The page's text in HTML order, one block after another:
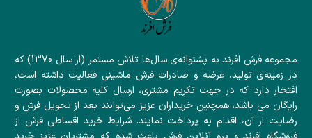
مجموعه فرش افرند به پشتوانه‌ی سال‌ها تلاش مستمر (از سال 1370) که
در زمینه‌ی تولید، عرضه و صادرات فرش ماشینی فعالیت داشته است،
افتخار دارد که در جهت تکریم مشتری، ارسال کلیه محصولات بصورت
رایگان می باشد، همچنین خریداران عزیز می‌توانند بعد از تحویل فرش و
رضایت از آن، اقدام به پرداخت نمایند. شرایط خرید اقساطی فرش از